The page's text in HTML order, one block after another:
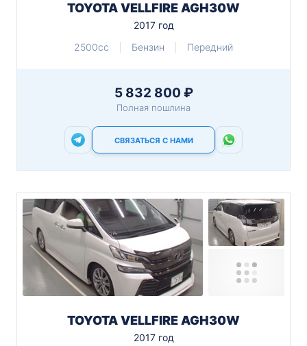
TOYOTA VELLFIRE AGH30W
2017 год
2500cc
Бензин Передний
5 832 800 ₽
Полная пошлина
СВЯЗАТЬСЯ С НАМИ
TOYOTA VELLFIRE AGH30W
2017 год